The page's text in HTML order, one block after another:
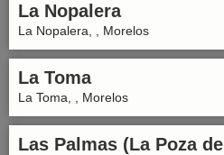
La Nopalera
La Nopalera, , Morelos
La Toma
La Toma, , Morelos
Las Palmas (La Poza